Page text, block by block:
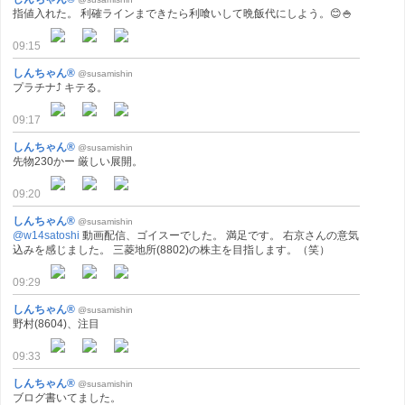
指値入れた。 利確ラインまできたら利喰いして晩飯代にしよう。😊🍚
09:15
しんちゃん® @susamishin
プラチナ⤴ キテる。
09:17
しんちゃん® @susamishin
先物230かー 厳しい展開。
09:20
しんちゃん® @susamishin
@w14satoshi 動画配信、ゴイスーでした。 満足です。 右京さんの意気
込みを感じました。 三菱地所(8802)の株主を目指します。（笑）
09:29
しんちゃん® @susamishin
野村(8604)、注目
09:33
しんちゃん® @susamishin
ブログ書いてました。